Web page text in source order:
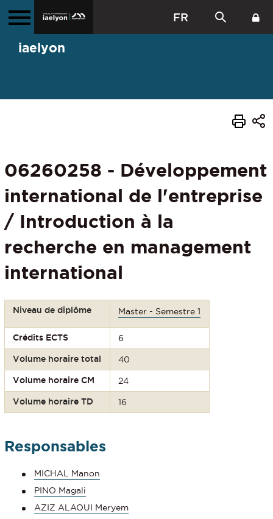
FR
iaelyon
06260258 - Développement
international de l'entreprise
/ Introduction à la
recherche en management
international
Niveau de diplôme Master - Semestre 1
Crédits ECTS 6
Volume horaire total 40
Volume horaire CM 24
Volume horaire TD 16
Responsables
MICHAL Manon
PINO Magali
AZIZ ALAOUI Meryem